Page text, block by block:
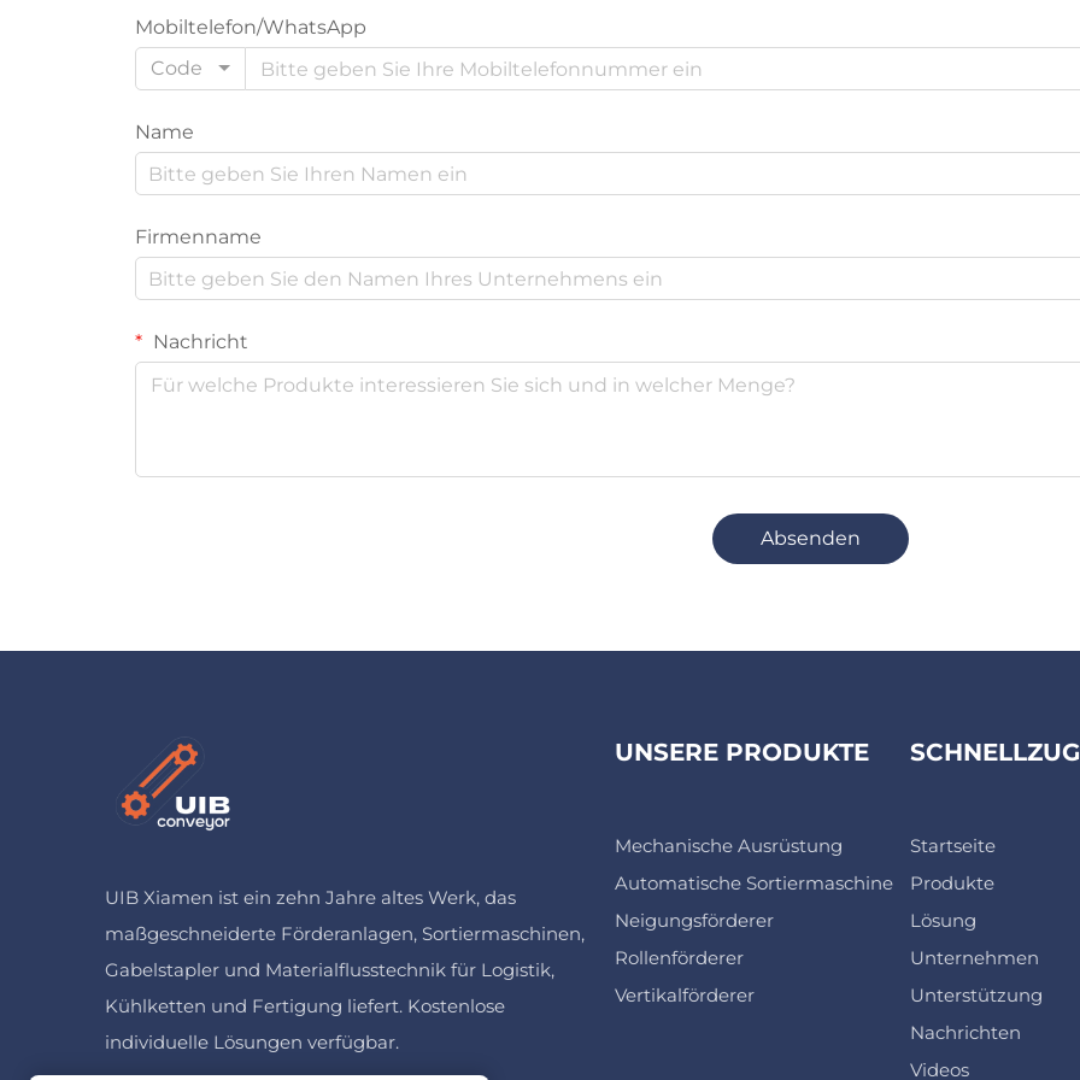
Mobiltelefon/WhatsApp
Code
Name
Firmenname
Nachricht
Absenden
UIB Xiamen ist ein zehn Jahre altes Werk, das
maßgeschneiderte Förderanlagen, Sortiermaschinen,
Gabelstapler und Materialflusstechnik für Logistik,
Kühlketten und Fertigung liefert. Kostenlose
individuelle Lösungen verfügbar.
UNSERE PRODUKTE
Mechanische Ausrüstung
Automatische Sortiermaschine
Neigungsförderer
Rollenförderer
Vertikalförderer
Startseite
Produkte
Lösung
Unternehmen
Unterstützung
Nachrichten
Videos